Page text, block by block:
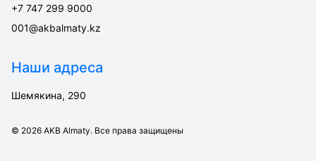
+7 747 299 9000
001@akbalmaty.kz
Наши адреса
Шемякина, 290
© 2026 AKB Almaty. Все права защищены